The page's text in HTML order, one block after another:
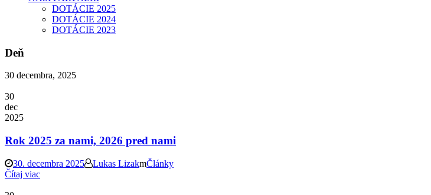
DOTÁCIE 2025
DOTÁCIE 2024
DOTÁCIE 2023
Deň
30 decembra, 2025
30
dec
2025
Rok 2025 za nami, 2026 pred nami
30. decembra 2025 Lukas Lizak
Články
Čítaj viac